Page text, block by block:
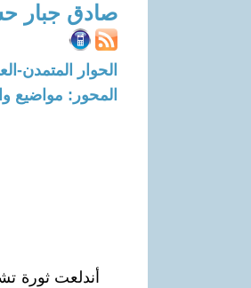
صادق جبار
الحوار المتمدن-العدد: 7335 - 2022 / 8 /
المحور: مواضيع